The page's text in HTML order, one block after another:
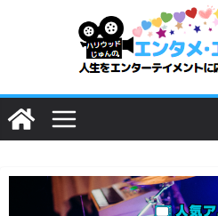
プ